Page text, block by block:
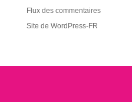
Flux des commentaires
Site de WordPress-FR